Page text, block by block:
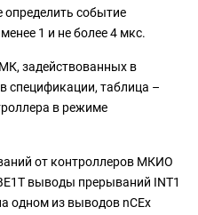
определить событие
1 и не более 4 мкс.
задействованных в
спецификации, таблица –
в режиме
от контроллеров МКИО
выводы прерываний INT1
одном из выводов nCEx